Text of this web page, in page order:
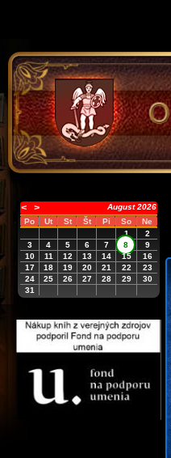
< >
August 2026
Po
Ut St Št Pi So
Ne
1
2
3
4 5 6 7 8
9
10
11 12 13 14 15
16
17
18 19 20 21 22
23
24
25 26 27 28 29
30
31